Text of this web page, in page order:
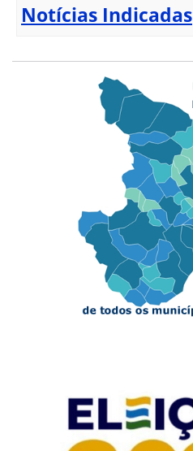
Notícias Indicadas